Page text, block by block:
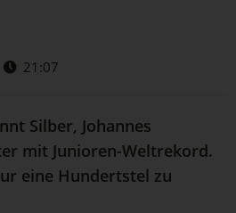
21:07
Silber, Johannes
mit Junioren-Weltrekord.
eine Hundertstel zu